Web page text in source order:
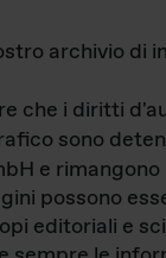
archivio di
che i diritti
sono
e rimangono
possono
editoriali e